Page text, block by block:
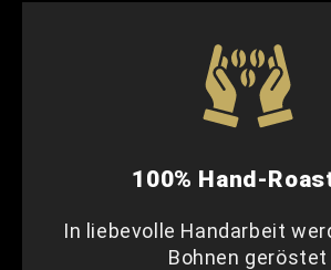
100% Hand-
In liebevolle Handarbeit
Bohnen geröstet